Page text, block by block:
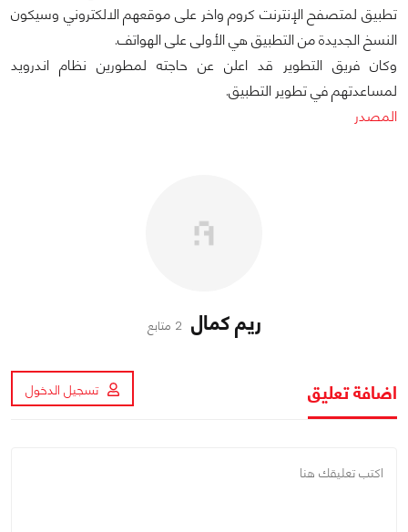
تطبيق لمتصفح الإنترنت كروم واخر على موقعهم الالكتروني وسيكون
النسخ الجديدة من التطبيق هي الأولى على الهواتف.
وكان فريق التطوير قد اعلن عن حاجته لمطورين نظام اندرويد
لمساعدتهم في تطوير التطبيق.
المصدر
ريم كمال 2 متابع
اضافة تعليق تسجيل الدخول